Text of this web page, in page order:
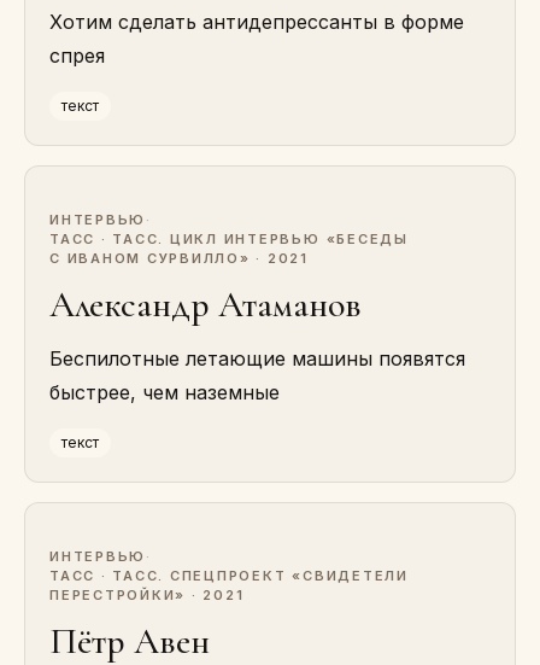
Хотим сделать антидепрессанты в форме
спрея
текст
ИНТЕРВЬЮ ·
ТАСС · ТАСС. ЦИКЛ ИНТЕРВЬЮ «БЕСЕДЫ
С ИВАНОМ СУРВИЛЛО» · 2021
Александр Атаманов
Беспилотные летающие машины появятся
быстрее, чем наземные
текст
ИНТЕРВЬЮ ·
ТАСС · ТАСС. СПЕЦПРОЕКТ «СВИДЕТЕЛИ
ПЕРЕСТРОЙКИ» · 2021
Пётр Авен